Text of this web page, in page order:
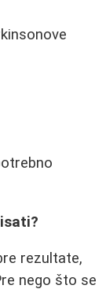
rezultate,
nego što se